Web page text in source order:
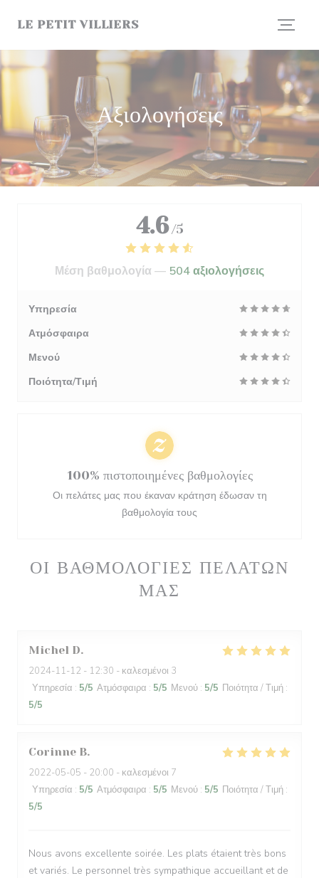
LE PETIT VILLIERS
Αξιολογήσεις
ΟΙ ΒΑΘΜΟΛΟΓΊΕΣ ΠΕΛΑΤΏΝ
ΜΑΣ
Michel D
2024-11-12 - 12:30 - καλεσμένοι 3
Υπηρεσία : 5/5 Ατμόσφαιρα : 5/5 Μενού : 5/5 Ποιότητα / Τιμή :
5/5
Corinne B
2022-05-05 - 20:00 - καλεσμένοι 7
Υπηρεσία : 5/5 Ατμόσφαιρα : 5/5 Μενού : 5/5 Ποιότητα / Τιμή :
5/5
Nous avons excellente soirée. Les plats étaient très bons
et variés. Le personnel très sympathique accueillant et de
4.6 /5
Μέση βαθμολογία — 504 αξιολογήσεις
Υπηρεσία
Ατμόσφαιρα
Μενού
Ποιότητα/Τιμή
100% πιστοποιημένες βαθμολογίες
Οι πελάτες μας που έκαναν κράτηση έδωσαν τη
βαθμολογία τους